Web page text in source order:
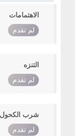
الاهتمامات
لم تقدم
التنزه
لم تقدم
شرب
لم تقدم